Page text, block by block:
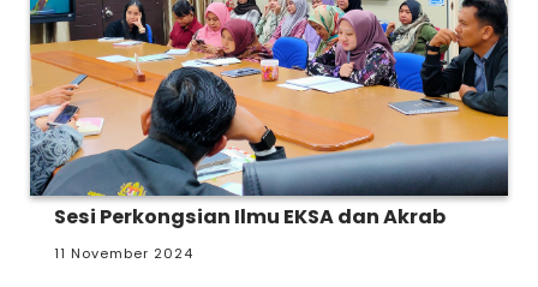
Sesi Perkongsian Ilmu EKSA dan Akrab
11 November 2024